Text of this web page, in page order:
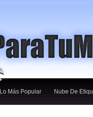
Lo Más Popular Nube De